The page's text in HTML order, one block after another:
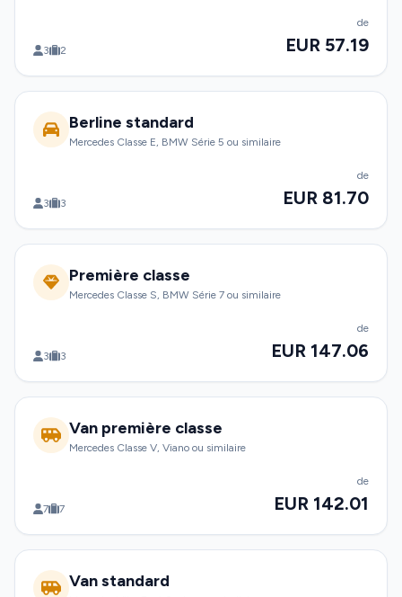
3 2
de
EUR 57.19
Berline standard
Mercedes Classe E, BMW Série 5 ou similaire
3 3
de
EUR 81.70
Première classe
Mercedes Classe S, BMW Série 7 ou similaire
3 3
de
EUR 147.06
Van première classe
Mercedes Classe V, Viano ou similaire
7 7
de
EUR 142.01
Van standard